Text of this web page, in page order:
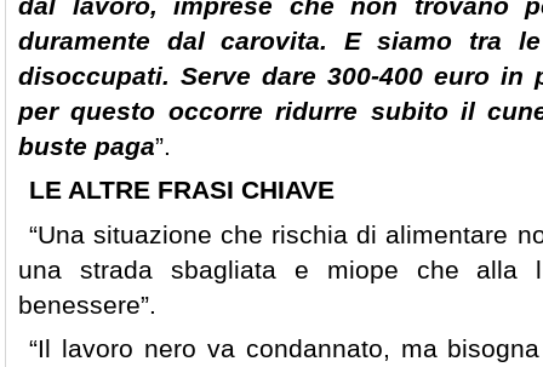
dal lavoro, imprese che non trovano
duramente dal carovita. E siamo tra
disoccupati. Serve dare 300-400 euro
per questo occorre ridurre subito il
buste paga”.
LE ALTRE FRASI CHIAVE
“Una situazione che rischia di alimentare
una strada sbagliata e miope che alla
benessere”.
“Il lavoro nero va condannato, ma